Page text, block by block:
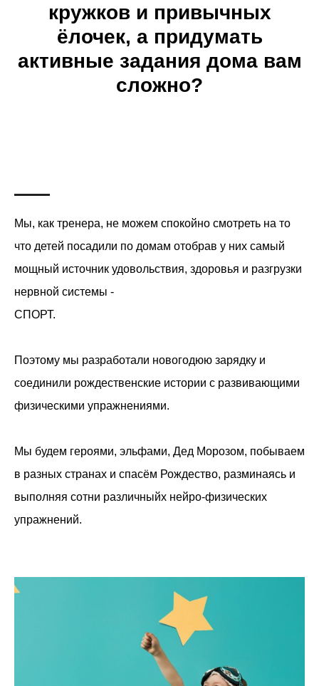
кружков и привычных
ёлочек, а придумать
активные задания дома вам
сложно?
Мы, как тренера, не можем спокойно смотреть на то
что детей посадили по домам отобрав у них самый
мощный источник удовольствия, здоровья и разгрузки
нервной системы -
СПОРТ.
Поэтому мы разработали новогодюю зарядку и
соединили рождественские истории с развивающими
физическими упражнениями.
Мы будем героями, эльфами, Дед Морозом, побываем
в разных странах и спасём Рождество, разминаясь и
выполняя сотни различныйх нейро-физических
упражнений.